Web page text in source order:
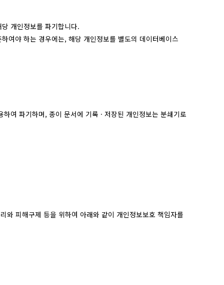
개인정보를 파기합니다.
여야 하는 경우에는, 해당 개인정보를 별도의 데이터베이스
여 파기하며, 종이 문서에 기록 · 저장된 개인정보는 분쇄기로
피해구제 등을 위하여 아래와 같이 개인정보보호 책임자를